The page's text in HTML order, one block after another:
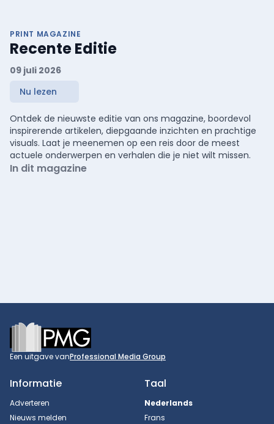
PRINT MAGAZINE
Recente Editie
09 juli 2026
Nu lezen
Ontdek de nieuwste editie van ons magazine, boordevol
inspirerende artikelen, diepgaande inzichten en prachtige
visuals. Laat je meenemen op een reis door de meest
actuele onderwerpen en verhalen die je niet wilt missen.
In dit magazine
Footer
Een uitgave vanProfessional Media Group
Informatie
Adverteren
Nieuws melden
Taal
Nederlands
Frans